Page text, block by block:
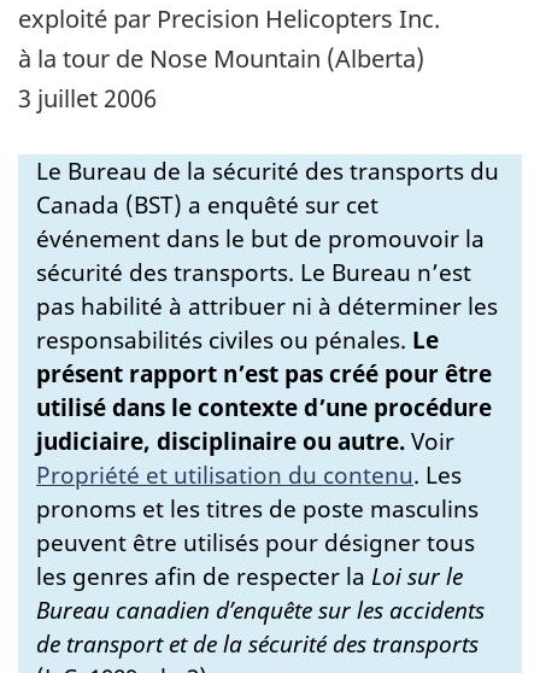
exploité par Precision Helicopters Inc.
à la tour de Nose Mountain (Alberta)
3 juillet 2006
Le Bureau de la sécurité des transports du
Canada (BST) a enquêté sur cet
événement dans le but de promouvoir la
sécurité des transports. Le Bureau n’est
pas habilité à attribuer ni à déterminer les
responsabilités civiles ou pénales. Le
présent rapport n’est pas créé pour être
utilisé dans le contexte d’une procédure
judiciaire, disciplinaire ou autre.Voir
Propriété et utilisation du contenu. Les
pronoms et les titres de poste masculins
peuvent être utilisés pour désigner tous
les genres afin de respecter la Loi sur le
Bureau canadien d’enquête sur les accidents
de transport et de la sécurité des transports